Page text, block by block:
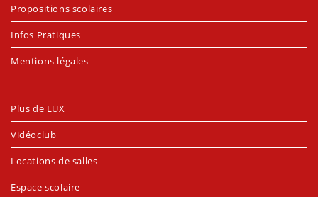
Propositions scolaires
Infos Pratiques
Mentions légales
Plus de LUX
Vidéoclub
Locations de salles
Espace scolaire